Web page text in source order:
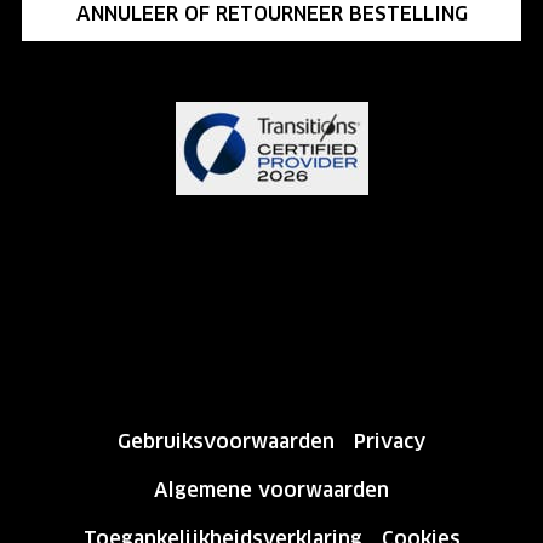
ANNULEER OF RETOURNEER BESTELLING
Gebruiksvoorwaarden
Privacy
Algemene voorwaarden